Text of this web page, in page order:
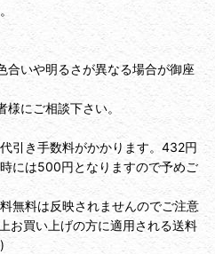
合いや明るさが異なる場合が御座
にご相談下さい。
引き手数料がかかります。432円
には500円となりますので予めご
無料は反映されませんのでご注意
お買い上げの方に適用される送料